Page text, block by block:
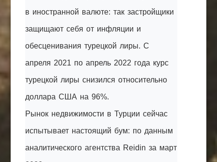
в иностранной валюте: так застройщики
защищают себя от инфляции и
обесценивания турецкой лиры. С
апреля 2021 по апрель 2022 года курс
турецкой лиры снизился относительно
доллара США на 96%.
Рынок недвижимости в Турции сейчас
испытывает настоящий бум: по данным
аналитического агентства Reidin за март